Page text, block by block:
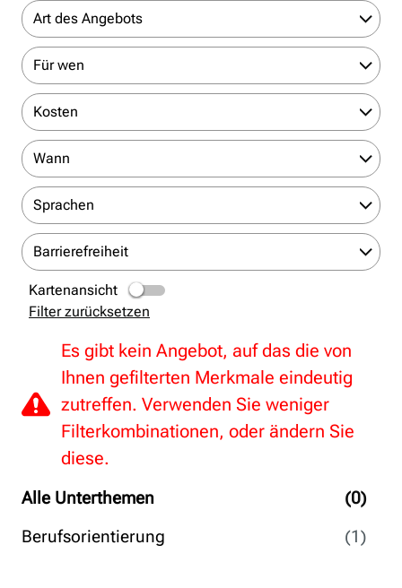
Alle Unterthemen
(0)
Berufsorientierung
(1)
Art des Angebots
Für wen
Kosten
Wann
Sprachen
Barrierefreiheit
Kartenansicht
Filter zurücksetzen
Es gibt kein Angebot, auf das die von
Ihnen gefilterten Merkmale eindeutig
zutreffen. Verwenden Sie weniger
Filterkombinationen, oder ändern Sie
diese.